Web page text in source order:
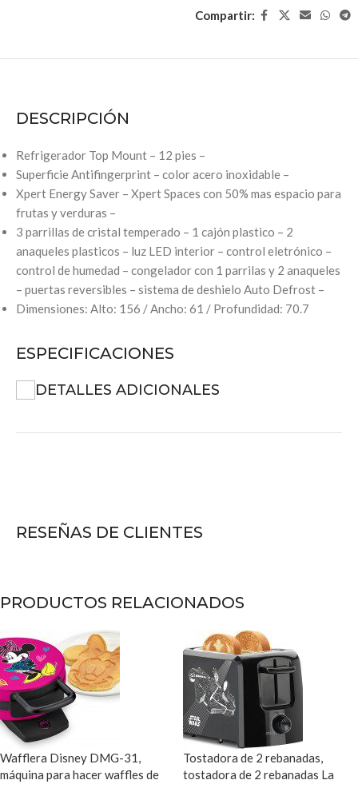
Compartir:
DESCRIPCIÓN
Refrigerador Top Mount – 12 pies –
Superficie Antifingerprint – color acero inoxidable –
Xpert Energy Saver – Xpert Spaces con 50% mas espacio para
frutas y verduras –
3 parrillas de cristal temperado – 1 cajón plastico – 2
anaqueles plasticos – luz LED interior – control eletrónico –
control de humedad – congelador con 1 parrilas y 2 anaqueles
– puertas reversibles – sistema de deshielo Auto Defrost –
Dimensiones: Alto: 156 / Ancho: 61 / Profundidad: 70.7
ESPECIFICACIONES
DETALLES ADICIONALES
RESEÑAS DE CLIENTES
PRODUCTOS RELACIONADOS
Wafflera Disney DMG-31,
máquina para hacer waffles de
Tostadora de 2 rebanadas,
tostadora de 2 rebanadas La